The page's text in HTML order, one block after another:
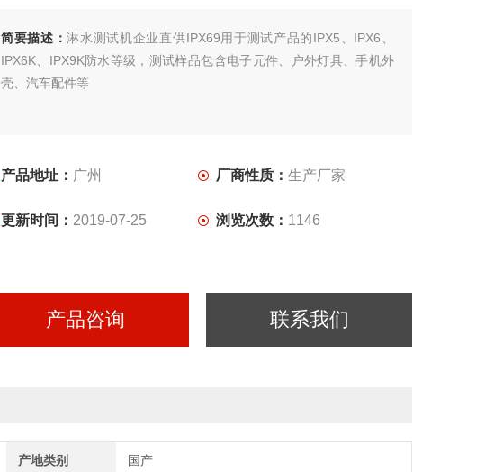
简要描述：淋水测试机企业直供IPX69用于测试产品的IPX5、IPX6、
IPX6K、IPX9K防水等级，测试样品包含电子元件、户外灯具、手机外
壳、汽车配件等
产品地址： 广州 厂商性质： 生产厂家
更新时间： 2019-07-25 浏览次数： 1146
产品咨询 联系我们
产地类别 国产